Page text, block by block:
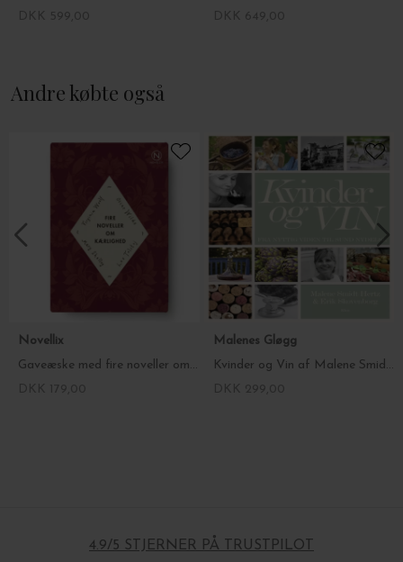
Andre købte også
Novellix
Gaveæske med fire noveller om kærlighed
Malenes Gløgg
Kvinder og Vin af Malene Smidt Hertz & Erik Skovenborg
4.9/5 STJERNER PÅ TRUSTPILOT